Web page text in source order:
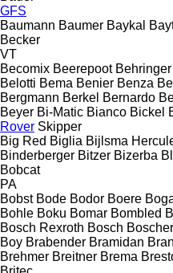
GFS
Baumann Baumer Baykal
Becker
VT
Becomix Beerepoot Behringer
Belotti Bema Benier Benza
Bergmann Berkel Bernardo
Beyer Bi-Matic Bianco Bickel
Rover Skipper
Big Red Biglia Bijlsma
Binderberger Bitzer Bizerba
Bobcat
PA
Bobst Bode Bodor Boere
Bohle Boku Bomar Bombled
Bosch Rexroth Bosch
Boy Brabender Bramidan
Brehmer Breitner Brema